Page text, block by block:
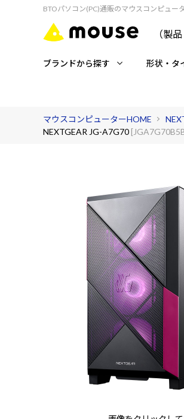
BTOパソコン(PC)通販のマウスコンピュー
（製
ブランドから探す 形状・タ
マウスコンピューターHOME
NEXTGEAR JG-A7G70